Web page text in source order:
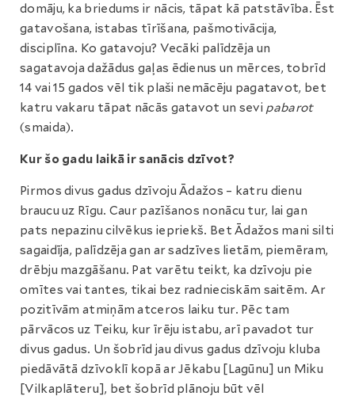
domāju, ka briedums ir nācis, tāpat kā patstāvība. Ēst
gatavošana, istabas tīrīšana, pašmotivācija,
disciplīna. Ko gatavoju? Vecāki palīdzēja un
sagatavoja dažādus gaļas ēdienus un mērces, tobrīd
14 vai 15 gados vēl tik plaši nemācēju pagatavot, bet
katru vakaru tāpat nācās gatavot un sevi pabarot
(smaida).
Kur šo gadu laikā ir sanācis dzīvot?
Pirmos divus gadus dzīvoju Ādažos – katru dienu
braucu uz Rīgu. Caur pazīšanos nonācu tur, lai gan
pats nepazinu cilvēkus iepriekš. Bet Ādažos mani silti
sagaidīja, palīdzēja gan ar sadzīves lietām, piemēram,
drēbju mazgāšanu. Pat varētu teikt, ka dzīvoju pie
omītes vai tantes, tikai bez radnieciskām saitēm. Ar
pozitīvām atmiņām atceros laiku tur. Pēc tam
pārvācos uz Teiku, kur īrēju istabu, arī pavadot tur
divus gadus. Un šobrīd jau divus gadus dzīvoju kluba
piedāvātā dzīvoklī kopā ar Jēkabu [Lagūnu] un Miku
[Vilkaplāteru], bet šobrīd plānoju būt vēl